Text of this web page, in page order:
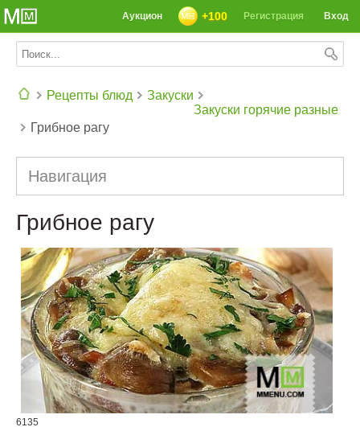
Вход
Регистрация
+100
Аукцион
Рецепты блюд
Закуски
Закуски горячие разные
Грибное рагу
Навигация
Грибное рагу
6135